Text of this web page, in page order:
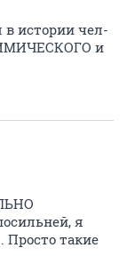
истории чел-
и
я
Просто такие